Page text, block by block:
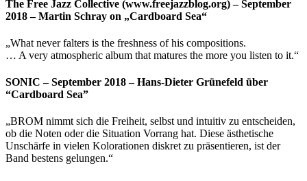
The Free Jazz Collective (www.freejazzblog.org) – September
2018 – Martin Schray on „Cardboard Sea“
„What never falters is the freshness of his compositions.
… A very atmospheric album that matures the more you listen to it.“
SONIC – September 2018 – Hans-Dieter Grünefeld über
“Cardboard Sea”
„BROM nimmt sich die Freiheit, selbst und intuitiv zu entscheiden,
ob die Noten oder die Situation Vorrang hat. Diese ästhetische
Unschärfe in vielen Kolorationen diskret zu präsentieren, ist der
Band bestens gelungen.“